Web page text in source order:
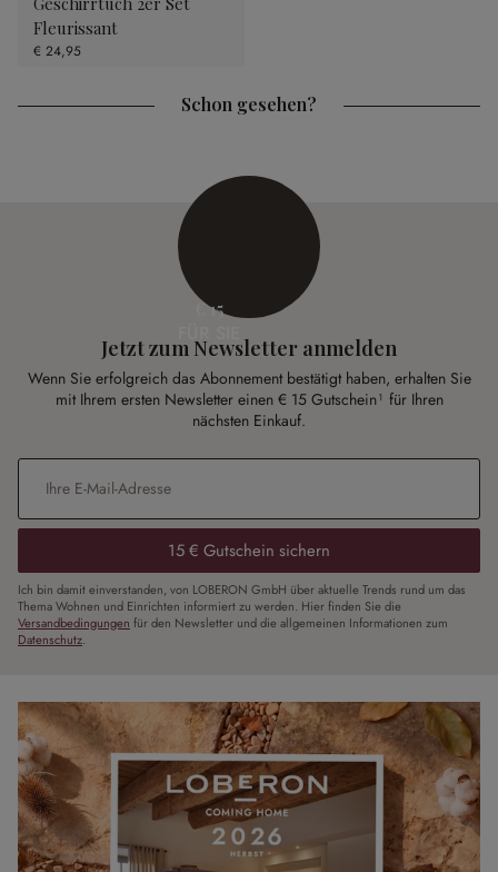
Fleurissant
€ 24,95
Schon gesehen?
€ 15
Jetzt zum Newsletter anmelden
Wenn Sie erfolgreich das Abonnement bestätigt haben, erhalten Sie
mit Ihrem ersten Newsletter einen € 15 Gutschein¹ für Ihren
nächsten Einkauf.
E-Mail-Adresse
15 € Gutschein sichern
Ich bin damit einverstanden, von LOBERON GmbH über aktuelle Trends rund um das
Thema Wohnen und Einrichten informiert zu werden. Hier finden Sie die
Versandbedingungen für den Newsletter und die allgemeinen Informationen zum
Datenschutz.